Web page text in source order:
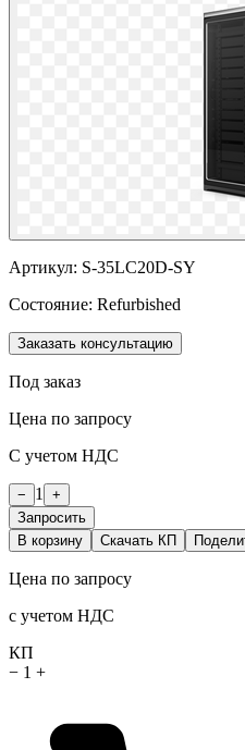
Артикул: S-35LC20D-SY
Состояние: Refurbished
Заказать консультацию
Под заказ
Цена по запросу
С учетом НДС
− 1
+
Запросить
В корзину
Скачать КП
Цена по запросу
с учетом НДС
КП
− 1 +